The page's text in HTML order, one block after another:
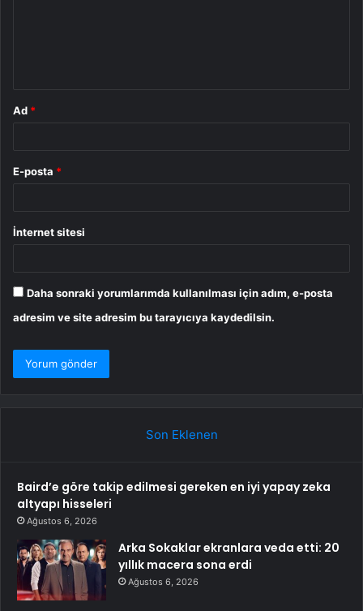
Ad *
E-posta *
İnternet sitesi
Daha sonraki yorumlarımda kullanılması için adım, e-posta
adresim ve site adresim bu tarayıcıya kaydedilsin.
Son Eklenen
Baird’e göre takip edilmesi gereken en iyi yapay zeka
altyapı hisseleri
Ağustos 6, 2026
Arka Sokaklar ekranlara veda etti: 20
yıllık macera sona erdi
Ağustos 6, 2026